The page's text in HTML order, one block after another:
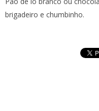
brigadeiro e chumbinho.